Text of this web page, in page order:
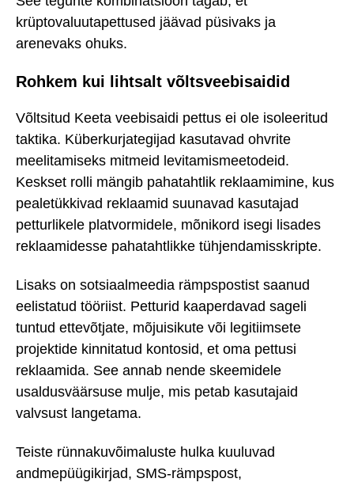
krüptovaluutapettused jäävad püsivaks ja
arenevaks ohuks.
Rohkem kui lihtsalt võltsveebisaidid
Võltsitud Keeta veebisaidi pettus ei ole isoleeritud
taktika. Küberkurjategijad kasutavad ohvrite
meelitamiseks mitmeid levitamismeetodeid.
Keskset rolli mängib pahatahtlik reklaamimine, kus
pealetükkivad reklaamid suunavad kasutajad
petturlikele platvormidele, mõnikord isegi lisades
reklaamidesse pahatahtlikke tühjendamisskripte.
Lisaks on sotsiaalmeedia rämpspostist saanud
eelistatud tööriist. Petturid kaaperdavad sageli
tuntud ettevõtjate, mõjuisikute või legitiimsete
projektide kinnitatud kontosid, et oma pettusi
reklaamida. See annab nende skeemidele
usaldusväärsuse mulje, mis petab kasutajaid
valvsust langetama.
Teiste rünnakuvõimaluste hulka kuuluvad
andmepüügikirjad, SMS-rämpspost,